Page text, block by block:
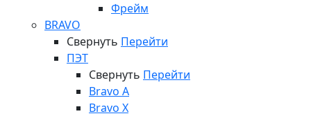
Фрейм
BRAVO
Свернуть Перейти
ПЭТ
Свернуть Перейти
Bravo A
Bravo X